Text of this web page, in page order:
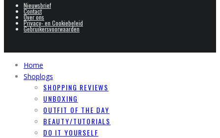
Nieuwsbrief
Contact
Over ons
Privacy- en Cookiebeleid
Gebruikersvoorwaarden
Home
Shoplogs
SHOPPING REVIEWS
UNBOXING
OUTFIT OF THE DAY
BEAUTY/TUTORIALS
DO IT YOURSELF